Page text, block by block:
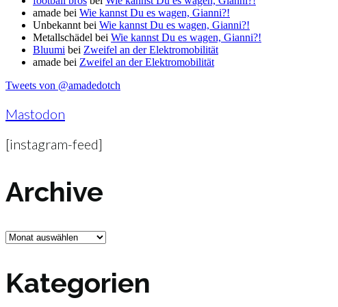
amade bei Wie kannst Du es wagen, Gianni?!
Unbekannt bei Wie kannst Du es wagen, Gianni?!
Metallschädel bei Wie kannst Du es wagen, Gianni?!
Bluumi bei Zweifel an der Elektromobilität
amade bei Zweifel an der Elektromobilität
Tweets von @amadedotch
Mastodon
[instagram-feed]
Archive
Archive
Kategorien